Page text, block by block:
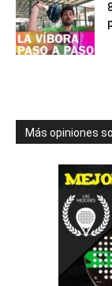
Más opiniones